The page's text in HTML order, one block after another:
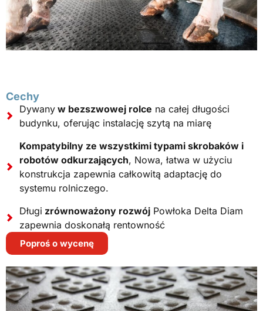
Cechy
Dywanyw bezszwowej rolce na całej długości
budynku, oferując instalację szytą na miarę
Kompatybilny ze wszystkimi typami skrobaków i
robotów odkurzających, Nowa, łatwa w użyciu
konstrukcja zapewnia całkowitą adaptację do
systemu rolniczego.
Długi zrównoważony rozwójPowłoka Delta Diam
zapewnia doskonałą rentowność
Poproś o wycenę